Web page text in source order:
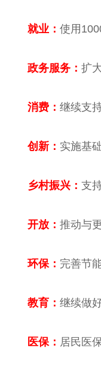
就业： 使用
政务服务： 扩
消费： 继续支
创新： 实施基
乡村振兴： 支
开放： 推动与
环保： 完善节
教育： 继续做
医保： 居民医